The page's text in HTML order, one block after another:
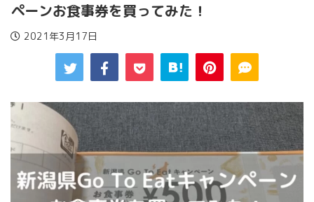
ペーンお食事券を買ってみた！
2021年3月17日